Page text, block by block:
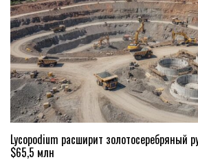
Lycopodium расширит золотосеребряный
$65,5 млн